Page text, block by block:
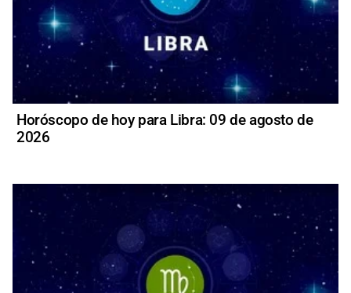
Horóscopo de hoy para Libra: 09 de agosto de
2026